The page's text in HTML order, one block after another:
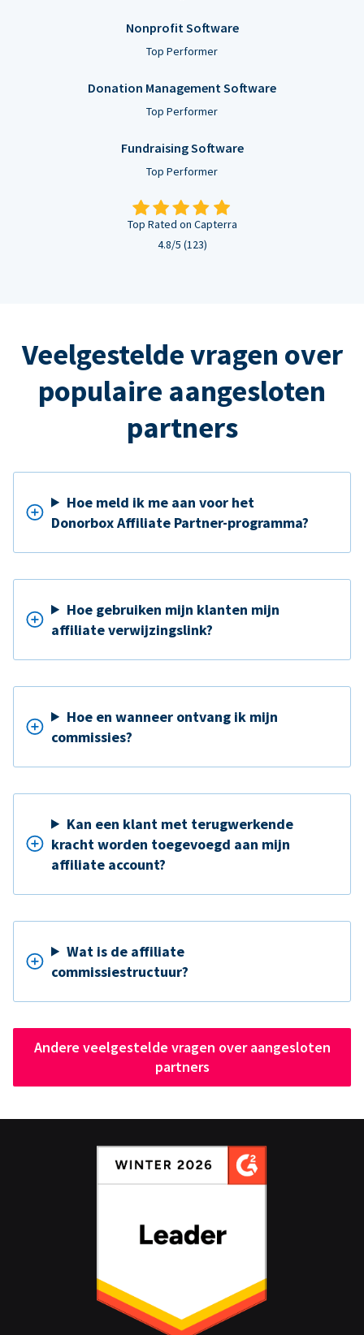
Nonprofit Software
Top Performer
Donation Management Software
Top Performer
Fundraising Software
Top Performer
Top Rated on Capterra
4.8/5 (123)
Veelgestelde vragen over
populaire aangesloten
partners
Hoe meld ik me aan voor het
Donorbox Affiliate Partner-programma?
Hoe gebruiken mijn klanten mijn
affiliate verwijzingslink?
Hoe en wanneer ontvang ik mijn
commissies?
Kan een klant met terugwerkende
kracht worden toegevoegd aan mijn
affiliate account?
Wat is de affiliate
commissiestructuur?
Andere veelgestelde vragen over aangesloten
partners